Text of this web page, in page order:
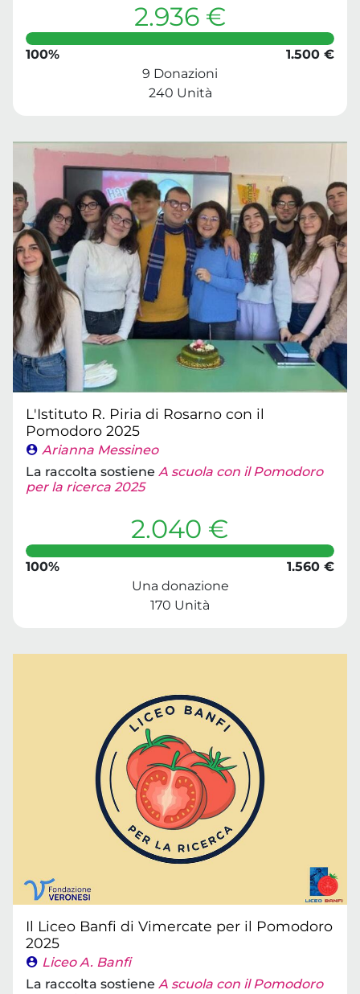
2.936 €
100%
1.500 €
9 Donazioni
240 Unità
L'Istituto R. Piria di Rosarno con il
Pomodoro 2025
Arianna Messineo
La raccolta sostiene A scuola con il Pomodoro
per la ricerca 2025
2.040 €
100%
1.560 €
Una donazione
170 Unità
Il Liceo Banfi di Vimercate per il Pomodoro
2025
Liceo A. Banfi
La raccolta sostiene A scuola con il Pomodoro